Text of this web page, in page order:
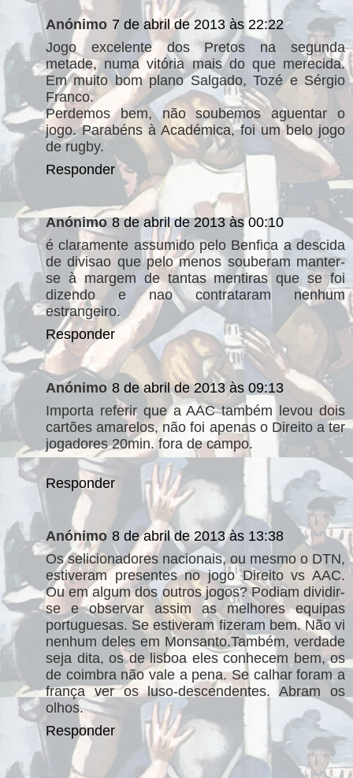
Anónimo 7 de abril de 2013 às 22:22
Jogo excelente dos Pretos na segunda
metade, numa vitória mais do que merecida.
Em muito bom plano Salgado, Tozé e Sérgio
Franco.
Perdemos bem, não soubemos aguentar o
jogo. Parabéns à Académica, foi um belo jogo
de rugby.
Responder
Anónimo 8 de abril de 2013 às 00:10
é claramente assumido pelo Benfica a descida
de divisao que pelo menos souberam manter-
se à margem de tantas mentiras que se foi
dizendo e nao contrataram nenhum
estrangeiro.
Responder
Anónimo 8 de abril de 2013 às 09:13
Importa referir que a AAC também levou dois
cartões amarelos, não foi apenas o Direito a ter
jogadores 20min. fora de campo.
Responder
Anónimo 8 de abril de 2013 às 13:38
Os selicionadores nacionais, ou mesmo o DTN,
estiveram presentes no jogo Direito vs AAC.
Ou em algum dos outros jogos? Podiam dividir-
se e observar assim as melhores equipas
portuguesas. Se estiveram fizeram bem. Não vi
nenhum deles em Monsanto.Também, verdade
seja dita, os de lisboa eles conhecem bem, os
de coimbra não vale a pena. Se calhar foram a
frança ver os luso-descendentes. Abram os
olhos.
Responder